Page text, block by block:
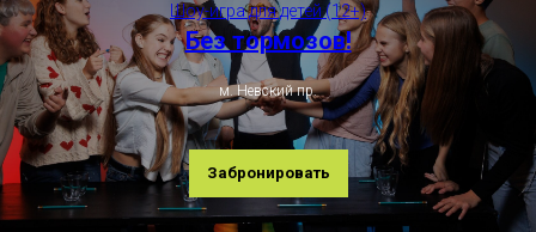
Шоу-игра для детей (12+)
Без тормозов!
м. Невский пр.
Забронировать